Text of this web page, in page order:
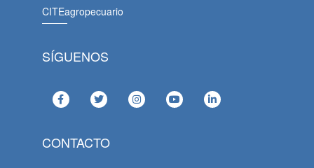
CITEagropecuario
SÍGUENOS
CONTACTO